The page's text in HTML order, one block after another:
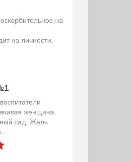
на личности.
женщина.
сад. Жаль